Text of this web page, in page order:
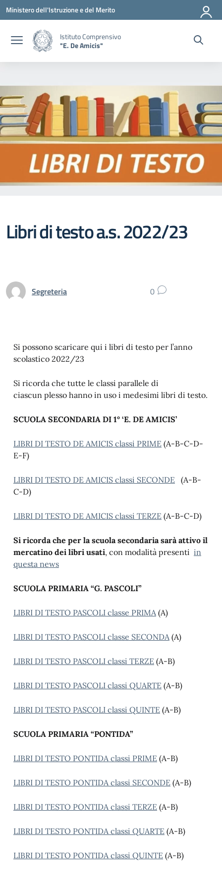
Vai ai contenuti
Vai al menu di navigazione
Vai al footer
Ministero dell'Istruzione e del Merito
Istituto Comprensivo
"E. De Amicis"
Libri di testo a.s. 2022/23
Segreteria 0
Si possono scaricare qui i libri di testo per l’anno
scolastico 2022/23
Si ricorda che tutte le classi parallele di
ciascun plesso hanno in uso i medesimi libri di testo.
SCUOLA SECONDARIA DI 1° ‘E. DE AMICIS’
LIBRI DI TESTO DE AMICIS classi PRIME (A-B-C-D-
E-F)
LIBRI DI TESTO DE AMICIS classi SECONDE (A-B-
C-D)
LIBRI DI TESTO DE AMICIS classi TERZE (A-B-C-D)
Si ricorda che per la scuola secondaria sarà attivo il
mercatino dei libri usati, con modalità presenti in
questa news
SCUOLA PRIMARIA “G. PASCOLI”
LIBRI DI TESTO PASCOLI classe PRIMA(A)
LIBRI DI TESTO PASCOLI classe SECONDA(A)
LIBRI DI TESTO PASCOLI classi TERZE (A-B)
LIBRI DI TESTO PASCOLI classi QUARTE (A-B)
LIBRI DI TESTO PASCOLI classi QUINTE (A-B)
SCUOLA PRIMARIA “PONTIDA”
LIBRI DI TESTO PONTIDA classi PRIME (A-B)
LIBRI DI TESTO PONTIDA classi SECONDE (A-B)
LIBRI DI TESTO PONTIDA classi TERZE (A-B)
LIBRI DI TESTO PONTIDA classi QUARTE (A-B)
LIBRI DI TESTO PONTIDA classi QUINTE (A-B)